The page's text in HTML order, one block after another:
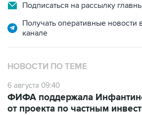
Подписаться на рассылку
Получать оперативные
канале
НОВОСТИ ПО ТЕМЕ
6 августа 09:40
ФИФА поддержала
от проекта по частным